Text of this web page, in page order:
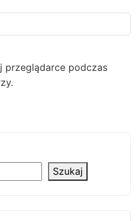
przeglądarce podczas
Szukaj